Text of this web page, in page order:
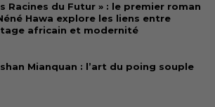
Racines du Futur » : le premier roman
Hawa explore les liens entre
africain et modernité
Mianquan : l’art du poing souple